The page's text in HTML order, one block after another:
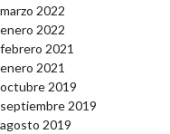
marzo 2022
enero 2022
febrero 2021
enero 2021
octubre 2019
septiembre 2019
agosto 2019